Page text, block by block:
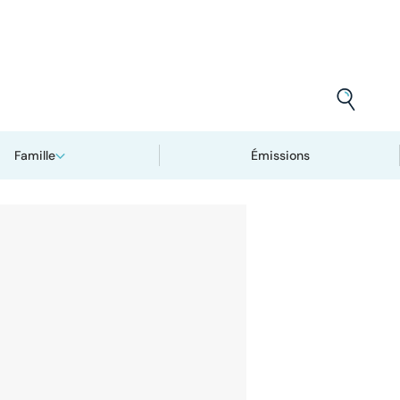
Famille Émissions